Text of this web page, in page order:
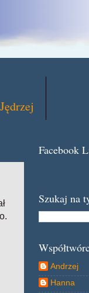
Facebook
Szukaj na
Andrzej
Hanna